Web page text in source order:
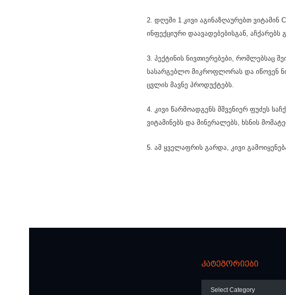
2. დღეში 1 კივი აგინაზღაურებთ ვიტამინ
ინფექციური დაავადებებისგან, აჩქარებს
3. პექტინის ნივთიერებები, რომლებსაც
სასარგებლო მიკროფლორას და იწოვენ
ცვლის მავნე პროდუქტებს.
4. კივი წარმოადგენს მშვენიერ ფუძეს
ვიტამინებს და მინერალებს, ხსნის
5. ამ ყველაფრის გარდა, კივი
კატეგორიები